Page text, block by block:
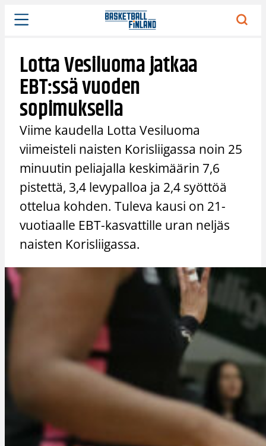
Siirry
sisältöön
Lotta Vesiluoma jatkaa
EBT:ssä vuoden
sopimuksella
Viime kaudella Lotta Vesiluoma
viimeisteli naisten Korisliigassa noin 25
minuutin peliajalla keskimäärin 7,6
pistettä, 3,4 levypalloa ja 2,4 syöttöä
ottelua kohden. Tuleva kausi on 21-
vuotiaalle EBT-kasvattille uran neljäs
naisten Korisliigassa.